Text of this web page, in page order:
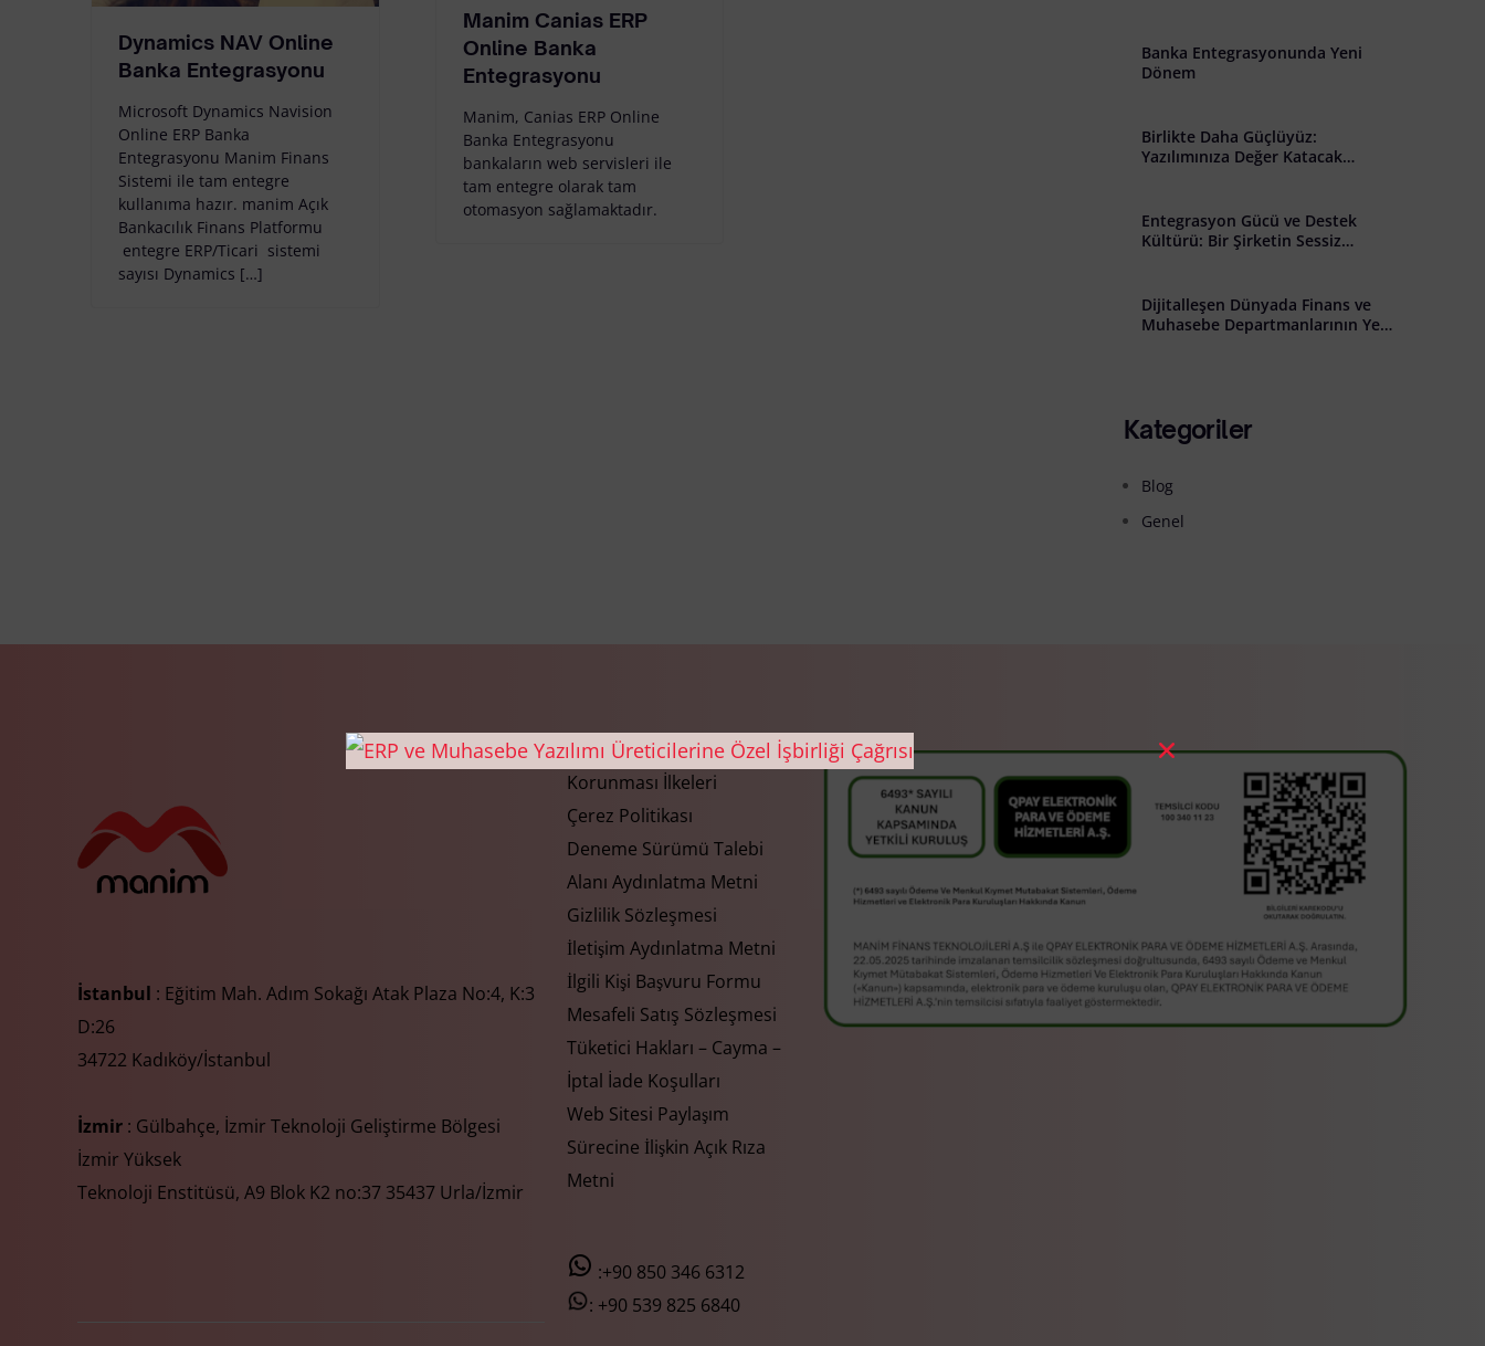
Dynamics NAV Online
Banka Entegrasyonu
Microsoft Dynamics Navision
Online ERP Banka
Entegrasyonu Manim Finans
Sistemi ile tam entegre
kullanıma hazır. manim Açık
Bankacılık Finans Platformu
entegre ERP/Ticari sistemi
sayısı Dynamics […]
Manim Canias ERP
Online Banka
Entegrasyonu
Manim, Canias ERP Online
Banka Entegrasyonu
bankaların web servisleri ile
tam entegre olarak tam
otomasyon sağlamaktadır.
Banka Entegrasyonunda Yeni
Dönem
Birlikte Daha Güçlüyüz:
Yazılımınıza Değer Katacak
Entegrasyon Gücü ve Destek
Kültürü: Bir Şirketin Sessiz
Dijitalleşen Dünyada Finans ve
Muhasebe Departmanlarının Yeni
Kategoriler
Blog
Genel
İstanbul : Eğitim Mah. Adım Sokağı Atak Plaza No:4, K:3
D:26
34722 Kadıköy/İstanbul
İzmir : Gülbahçe, İzmir Teknoloji Geliştirme Bölgesi
İzmir Yüksek
Teknoloji Enstitüsü, A9 Blok K2 no:37 35437 Urla/İzmir
Gizlilik ve Kişisel Verilerin
Korunması İlkeleri
Çerez Politikası
Deneme Sürümü Talebi
Alanı Aydınlatma Metni
Gizlilik Sözleşmesi
İletişim Aydınlatma Metni
İlgili Kişi Başvuru Formu
Mesafeli Satış Sözleşmesi
Tüketici Hakları – Cayma –
İptal İade Koşulları
Web Sitesi Paylaşım
Sürecine İlişkin Açık Rıza
Metni
:+90 850 346 6312
: +90 539 825 6840